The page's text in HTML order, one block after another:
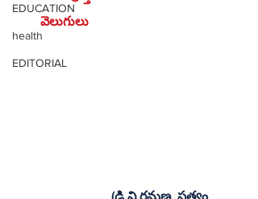
EDUCATION
health
EDITORIAL
వెలుగులు